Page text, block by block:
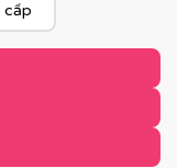
cấp